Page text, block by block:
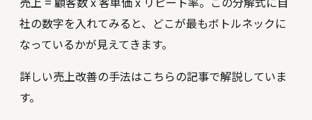
社の数字を入れてみると、どこが最もボトルネックに
なっているかが見えてきます。
詳しい売上改善の手法はこちらの記事で解説していま
す。